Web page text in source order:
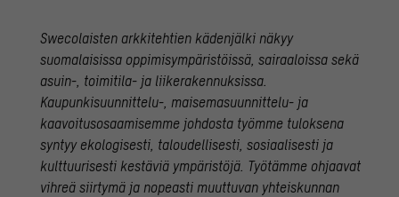
Swecolaisten arkkitehtien kädenjälki näkyy
suomalaisissa oppimisympäristöissä, sairaaloissa sekä
asuin-, toimitila- ja liikerakennuksissa.
Kaupunkisuunnittelu-, maisemasuunnittelu- ja
kaavoitusosaamisemme johdosta työmme tuloksena
syntyy ekologisesti, taloudellisesti, sosiaalisesti ja
kulttuurisesti kestäviä ympäristöjä. Työtämme ohjaavat
vihreä siirtymä ja nopeasti muuttuvan yhteiskunnan